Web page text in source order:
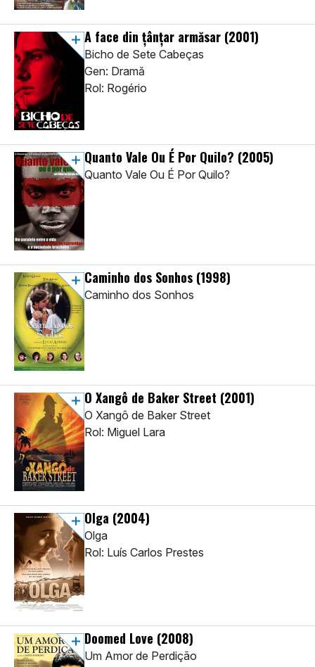
A face din țânțar armăsar (2001)
Bicho de Sete Cabeças
Gen: Dramă
Rol: Rogério
Quanto Vale Ou É Por Quilo? (2005)
Quanto Vale Ou É Por Quilo?
Caminho dos Sonhos (1998)
Caminho dos Sonhos
O Xangô de Baker Street (2001)
O Xangô de Baker Street
Rol: Miguel Lara
Olga (2004)
Olga
Rol: Luís Carlos Prestes
Doomed Love (2008)
Um Amor de Perdição